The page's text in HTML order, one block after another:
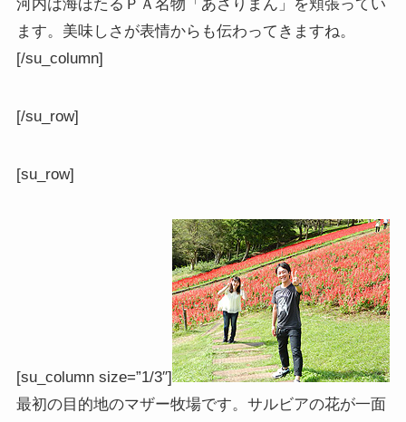
河内は海ほたるＰＡ名物「あさりまん」を頬張ってい
ます。美味しさが表情からも伝わってきますね。
[/su_column]
[/su_row]
[su_row]
[su_column size=”1/3″]
最初の目的地のマザー牧場です。サルビアの花が一面